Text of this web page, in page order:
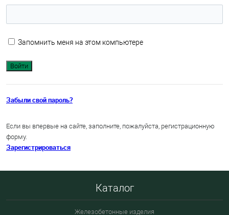
Запомнить меня на этом компьютере
Забыли свой пароль?
Если вы впервые на сайте, заполните, пожалуйста, регистрационную
форму.
Зарегистрироваться
Каталог
Железобетонные изделия